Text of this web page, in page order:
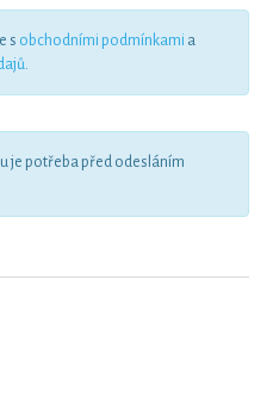
s obchodními podmínkami a
.
je potřeba před odesláním